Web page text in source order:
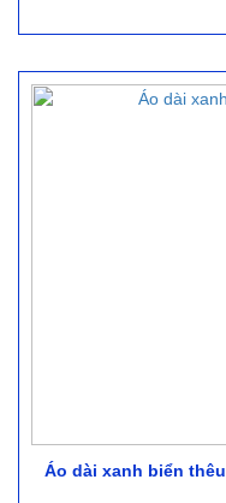
Áo dài xanh biển thêu